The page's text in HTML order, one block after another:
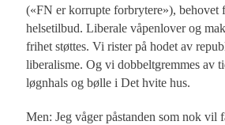
(«FN er korrupte forbrytere»), behovet
helsetilbud. Liberale våpenlover og
frihet støttes. Vi rister på hodet av
liberalisme. Og vi dobbeltgremmes av
løgnhals og bølle i Det hvite hus.
Men: Jeg våger påstanden som nok vil